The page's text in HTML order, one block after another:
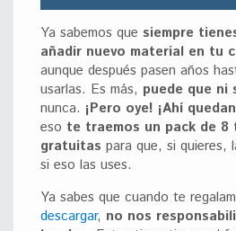
Ya sabemos que siempre
añadir nuevo material en tu
aunque después pasen años
usarlas. Es más, puede que ni
nunca. ¡Pero oye! ¡Ahí
eso te traemos un pack de 8
gratuitas para que, si quieres,
si eso las uses.
Ya sabes que cuando te
descargar, no nos